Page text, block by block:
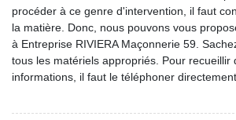
procéder à ce genre d'intervention, il faut
la matière. Donc, nous pouvons vous
à Entreprise RIVIERA Maçonnerie 59.
tous les matériels appropriés. Pour recueillir
informations, il faut le téléphoner directement.